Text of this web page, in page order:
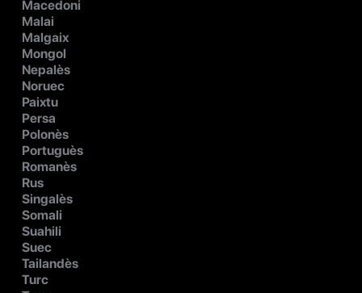
Macedoni
Malai
Malgaix
Mongol
Nepalès
Noruec
Paixtu
Persa
Polonès
Portuguès
Romanès
Rus
Singalès
Somali
Suahili
Suec
Tailandès
Turc